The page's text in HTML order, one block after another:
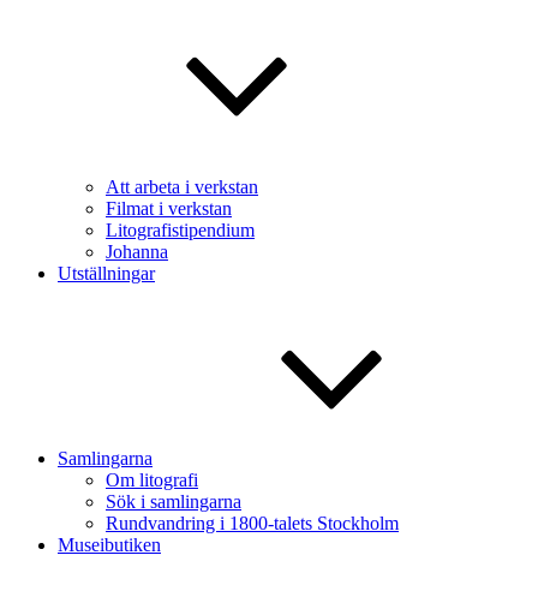
Att arbeta i verkstan
Filmat i verkstan
Litografistipendium
Johanna
Utställningar
Samlingarna
Om litografi
Sök i samlingarna
Rundvandring i 1800-talets Stockholm
Museibutiken